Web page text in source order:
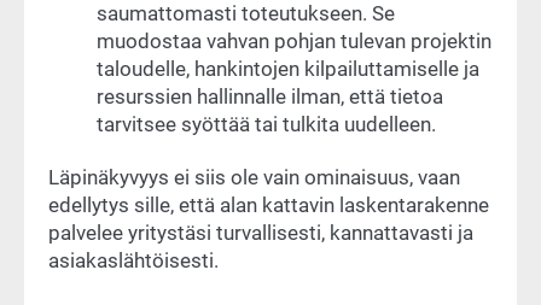
saumattomasti toteutukseen. Se
muodostaa vahvan pohjan tulevan projektin
taloudelle, hankintojen kilpailuttamiselle ja
resurssien hallinnalle ilman, että tietoa
tarvitsee syöttää tai tulkita uudelleen.
Läpinäkyvyys ei siis ole vain ominaisuus, vaan
edellytys sille, että alan kattavin laskentarakenne
palvelee yritystäsi turvallisesti, kannattavasti ja
asiakaslähtöisesti.